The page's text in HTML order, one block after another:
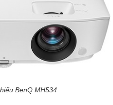
BenQ MH534